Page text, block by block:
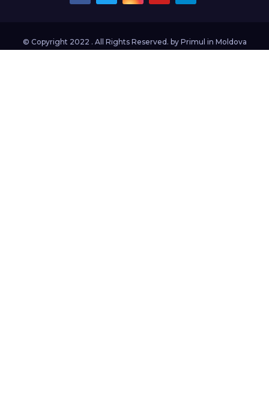
© Copyright 2022 . All Rights Reserved. by Primul in Moldova